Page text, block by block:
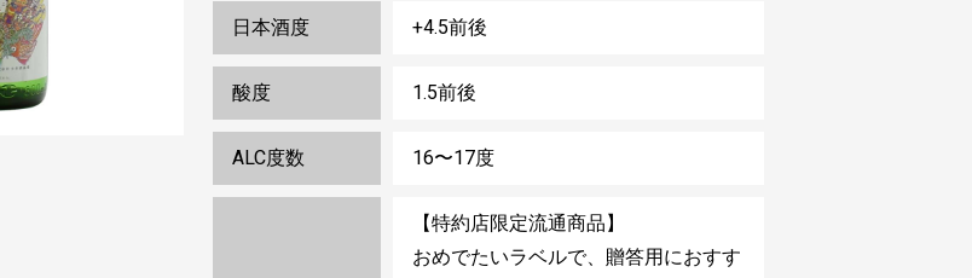
日本酒度 +4.5前後
酸度 1.5前後
ALC度数 16〜17度
【特約店限定流通商品】
おめでたいラベルで、贈答用におすす